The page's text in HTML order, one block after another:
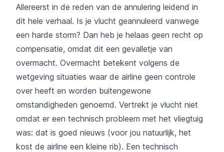
Allereerst in de reden van de annulering leidend in
dit hele verhaal. Is je vlucht geannuleerd vanwege
een harde storm? Dan heb je helaas geen recht op
compensatie, omdat dit een gevalletje van
overmacht. Overmacht betekent volgens de
wetgeving situaties waar de airline geen controle
over heeft en worden buitengewone
omstandigheden genoemd. Vertrekt je vlucht niet
omdat er een technisch probleem met het vliegtuig
was: dat is goed nieuws (voor jou natuurlijk, het
kost de airline een kleine rib). Een technisch